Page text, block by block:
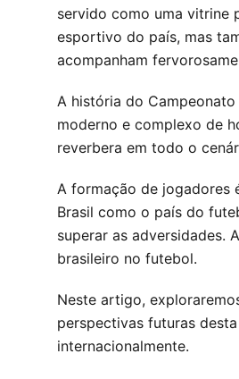
servido como uma vitrine
esportivo do país, mas
acompanham
A história do
moderno e complexo de
reverbera em todo o
A formação de jogadores
Brasil como o país do
superar as adversidades.
brasileiro no futebol.
Neste artigo,
perspectivas futuras
internacionalmente.